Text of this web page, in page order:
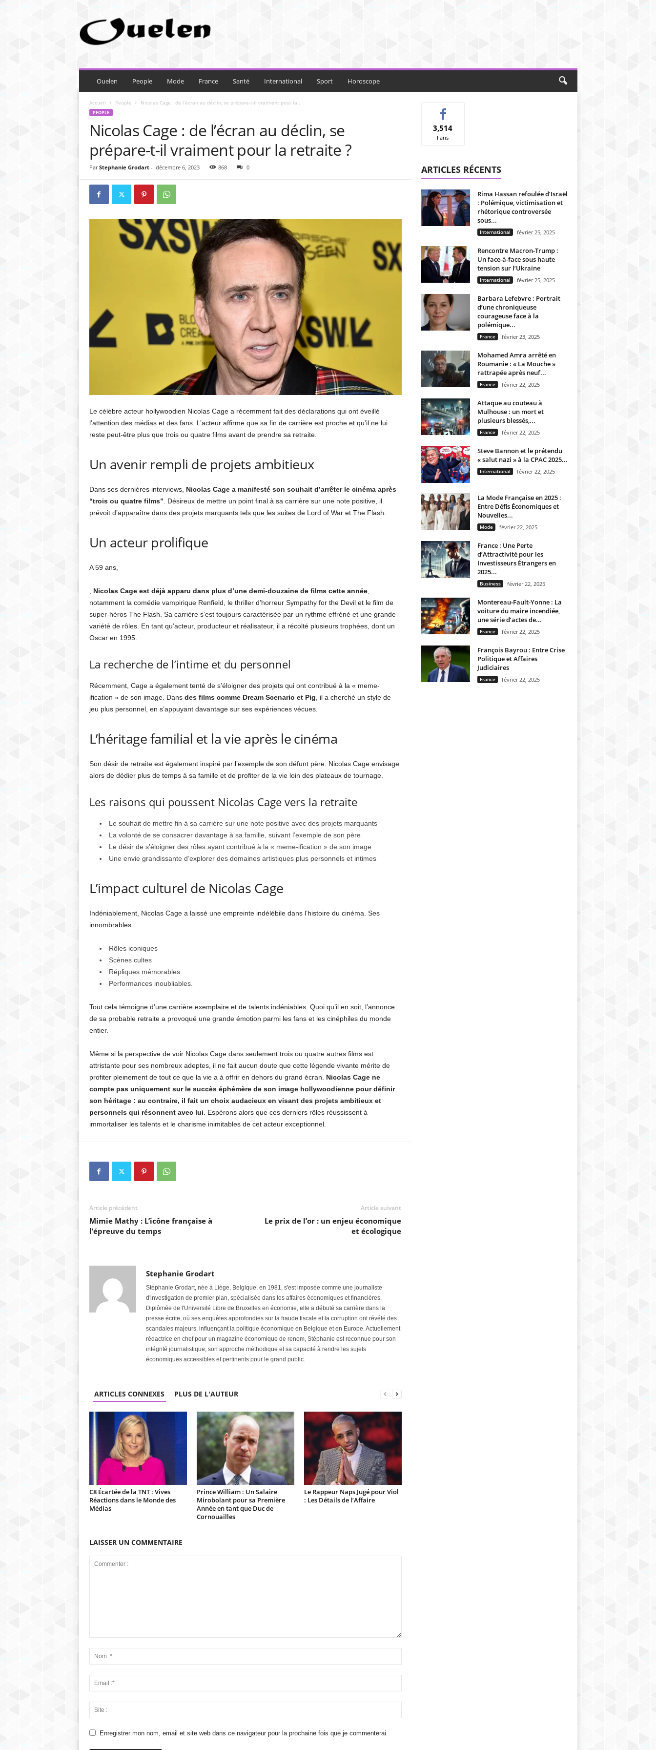
e
Ouelen People Mode France Santé International Sport Horoscope
Accueil People Nicolas Cage : de l’écran au déclin, se prépare-t-il vraiment pour la...
PEOPLE
Nicolas Cage : de l’écran au déclin, se
prépare-t-il vraiment pour la retraite ?
Par Stephanie Grodart- décembre 6, 2023 868 0
Le célèbre acteur hollywoodien Nicolas Cage a récemment fait des déclarations qui ont éveillé
l’attention des médias et des fans. L’acteur affirme que sa fin de carrière est proche et qu’il ne lui
reste peut-être plus que trois ou quatre films avant de prendre sa retraite.
Un avenir rempli de projets ambitieux
Dans ses dernières interviews, Nicolas Cage a manifesté son souhait d’arrêter le cinéma après
“trois ou quatre films” . Désireux de mettre un point final à sa carrière sur une note positive, il
prévoit d’apparaître dans des projets marquants tels que les suites de Lord of War et The Flash.
Un acteur prolifique
A 59 ans,
Nicolas Cage est déjà apparu dans plus d’une demi-douzaine de films cette année,
notamment la comédie vampirique Renfield, le thriller d’horreur Sympathy for the Devil et le film de
super-héros The Flash. Sa carrière s’est toujours caractérisée par un rythme effréné et une grande
variété de rôles. En tant qu’acteur, producteur et réalisateur, il a récolté plusieurs trophées, dont un
Oscar en 1995.
La recherche de l’intime et du personnel
Récemment, Cage a également tenté de s’éloigner des projets qui ont contribué à la « meme-
ification » de son image. Dans des films comme Dream Scenario et Pig , il a cherché un style de
jeu plus personnel, en s’appuyant davantage sur ses expériences vécues.
L’héritage familial et la vie après le cinéma
Son désir de retraite est également inspiré par l’exemple de son défunt père. Nicolas Cage envisage
alors de dédier plus de temps à sa famille et de profiter de la vie loin des plateaux de tournage.
Les raisons qui poussent Nicolas Cage vers la retraite
Le souhait de mettre fin à sa carrière sur une note positive avec des projets marquants
La volonté de se consacrer davantage à sa famille, suivant l’exemple de son père
Le désir de s’éloigner des rôles ayant contribué à la « meme-ification » de son image
Une envie grandissante d’explorer des domaines artistiques plus personnels et intimes
L’impact culturel de Nicolas Cage
Indéniablement, Nicolas Cage a laissé une empreinte indélébile dans l’histoire du cinéma. Ses
innombrables :
Rôles iconiques
Scènes cultes
Répliques mémorables
Performances inoubliables.
Tout cela témoigne d’une carrière exemplaire et de talents indéniables. Quoi qu’il en soit, l’annonce
de sa probable retraite a provoqué une grande émotion parmi les fans et les cinéphiles du monde
entier.
Même si la perspective de voir Nicolas Cage dans seulement trois ou quatre autres films est
attristante pour ses nombreux adeptes, il ne fait aucun doute que cette légende vivante mérite de
profiter pleinement de tout ce que la vie a à offrir en dehors du grand écran. Nicolas Cage ne
compte pas uniquement sur le succès éphémère de son image hollywoodienne pour définir
son héritage : au contraire, il fait un choix audacieux en visant des projets ambitieux et
personnels qui résonnent avec lui . Espérons alors que ces derniers rôles réussissent à
immortaliser les talents et le charisme inimitables de cet acteur exceptionnel.
Article précédent
Mimie Mathy : L’icône française à
l’épreuve du temps
Article suivant
Le prix de l’or : un enjeu économique
et écologique
Stephanie Grodart
Stéphanie Grodart, née à Liège, Belgique, en 1981, s'est imposée comme une journaliste
d'investigation de premier plan, spécialisée dans les affaires économiques et financières.
Diplômée de l'Université Libre de Bruxelles en économie, elle a débuté sa carrière dans la
presse écrite, où ses enquêtes approfondies sur la fraude fiscale et la corruption ont révélé des
scandales majeurs, influençant la politique économique en Belgique et en Europe. Actuellement
rédactrice en chef pour un magazine économique de renom, Stéphanie est reconnue pour son
intégrité journalistique, son approche méthodique et sa capacité à rendre les sujets
économiques accessibles et pertinents pour le grand public.
ARTICLES CONNEXES PLUS DE L'AUTEUR
C8 Écartée de la TNT : Vives
Réactions dans le Monde des
Médias
Prince William : Un Salaire
Mirobolant pour sa Première
Année en tant que Duc de
Cornouailles
Le Rappeur Naps Jugé pour Viol
: Les Détails de l’Affaire
LAISSER UN COMMENTAIRE
Enregistrer mon nom, email et site web dans ce navigateur pour la prochaine fois que je commenterai.
3,514
Fans
ARTICLES RÉCENTS
Rima Hassan refoulée d’Israël
: Polémique, victimisation et
rhétorique controversée
sous...
International février 25, 2025
Rencontre Macron-Trump :
Un face-à-face sous haute
tension sur l’Ukraine
International février 25, 2025
Barbara Lefebvre : Portrait
d’une chroniqueuse
courageuse face à la
polémique...
France février 23, 2025
Mohamed Amra arrêté en
Roumanie : « La Mouche »
rattrapée après neuf...
France février 22, 2025
Attaque au couteau à
Mulhouse : un mort et
plusieurs blessés,...
France février 22, 2025
Steve Bannon et le prétendu
« salut nazi » à la CPAC 2025...
International février 22, 2025
La Mode Française en 2025 :
Entre Défis Économiques et
Nouvelles...
Mode février 22, 2025
France : Une Perte
d’Attractivité pour les
Investisseurs Étrangers en
2025...
Business février 22, 2025
Montereau-Fault-Yonne : La
voiture du maire incendiée,
une série d’actes de...
France février 22, 2025
François Bayrou : Entre Crise
Politique et Affaires
Judiciaires
France février 22, 2025